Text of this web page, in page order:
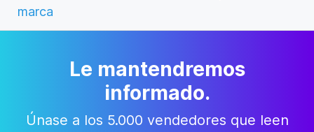
marca
Le mantendremos
informado.
Únase a los 5.000 vendedores que leen